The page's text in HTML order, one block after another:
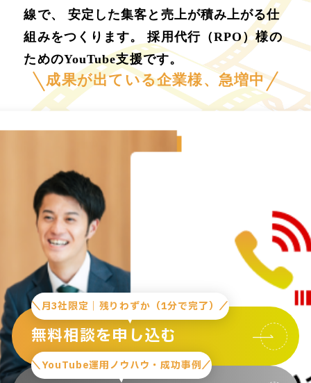
線で、 安定した集客と売上が積み上がる仕
組みをつくります。 採用代行（RPO）様の
ためのYouTube支援です。
成果が出ている企業様、急増中
＼月3社限定｜残りわずか（1分で完了）／
無料相談を申し込む
＼YouTube運用ノウハウ・成功事例／